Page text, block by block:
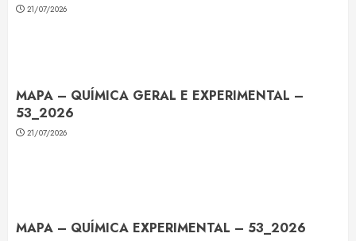
21/07/2026
MAPA – QUÍMICA GERAL E EXPERIMENTAL –
53_2026
21/07/2026
MAPA – QUÍMICA EXPERIMENTAL – 53_2026